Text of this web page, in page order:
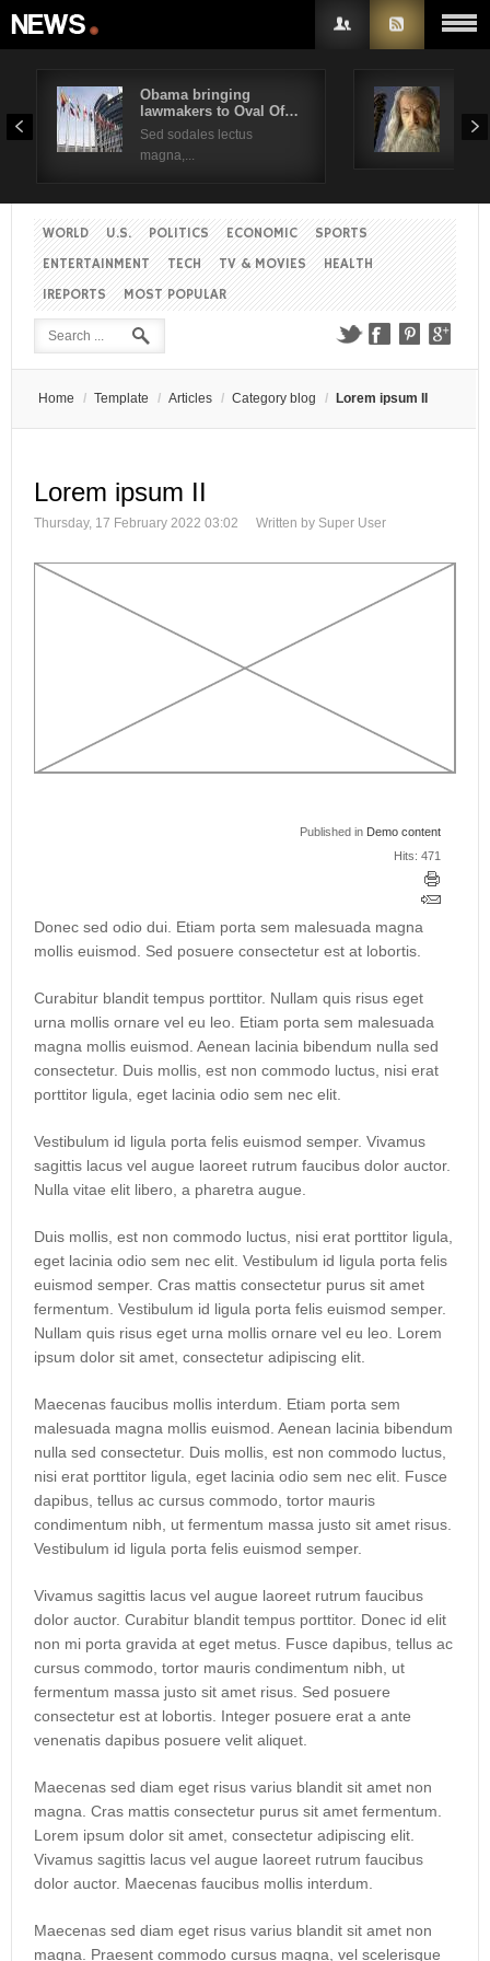
Obama bringing
lawmakers to Oval Of…
Sed sodales lectus
magna,...
Sed
WORLD U.S. POLITICS ECONOMIC
SPORTS
ENTERTAINMENT
TECH TV & MOVIES
HEALTH
IREPORTS
MOST POPULAR
Home / Template / Articles / Category blog / Lorem ipsum II
Lorem ipsum II
Thursday, 17 February 2022 03:02 Written by Super User
Published in Demo content
Hits: 471
Donec sed odio dui. Etiam porta sem malesuada magna
mollis euismod. Sed posuere consectetur est at lobortis.
Curabitur blandit tempus porttitor. Nullam quis risus eget
urna mollis ornare vel eu leo. Etiam porta sem malesuada
magna mollis euismod. Aenean lacinia bibendum nulla sed
consectetur. Duis mollis, est non commodo luctus, nisi erat
porttitor ligula, eget lacinia odio sem nec elit.
Vestibulum id ligula porta felis euismod semper. Vivamus
sagittis lacus vel augue laoreet rutrum faucibus dolor auctor.
Nulla vitae elit libero, a pharetra augue.
Duis mollis, est non commodo luctus, nisi erat porttitor ligula,
eget lacinia odio sem nec elit. Vestibulum id ligula porta felis
euismod semper. Cras mattis consectetur purus sit amet
fermentum. Vestibulum id ligula porta felis euismod semper.
Nullam quis risus eget urna mollis ornare vel eu leo. Lorem
ipsum dolor sit amet, consectetur adipiscing elit.
Maecenas faucibus mollis interdum. Etiam porta sem
malesuada magna mollis euismod. Aenean lacinia bibendum
nulla sed consectetur. Duis mollis, est non commodo luctus,
nisi erat porttitor ligula, eget lacinia odio sem nec elit. Fusce
dapibus, tellus ac cursus commodo, tortor mauris
condimentum nibh, ut fermentum massa justo sit amet risus.
Vestibulum id ligula porta felis euismod semper.
Vivamus sagittis lacus vel augue laoreet rutrum faucibus
dolor auctor. Curabitur blandit tempus porttitor. Donec id elit
non mi porta gravida at eget metus. Fusce dapibus, tellus ac
cursus commodo, tortor mauris condimentum nibh, ut
fermentum massa justo sit amet risus. Sed posuere
consectetur est at lobortis. Integer posuere erat a ante
venenatis dapibus posuere velit aliquet.
Maecenas sed diam eget risus varius blandit sit amet non
magna. Cras mattis consectetur purus sit amet fermentum.
Lorem ipsum dolor sit amet, consectetur adipiscing elit.
Vivamus sagittis lacus vel augue laoreet rutrum faucibus
dolor auctor. Maecenas faucibus mollis interdum.
Maecenas sed diam eget risus varius blandit sit amet non
magna. Praesent commodo cursus magna, vel scelerisque
Username
Remember Me
Create an account